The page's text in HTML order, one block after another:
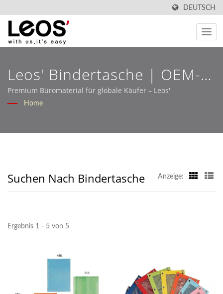
DEUTSCH
Leos' Bindertasche | OEM-
Bürobedarfslösungen Für
Märkte – Leos'
Premium Büromaterial für globale Käufer – Leos'
Home
Suchen Nach Bindertasche Anzeige:
Ergebnis 1 - 5 von 5